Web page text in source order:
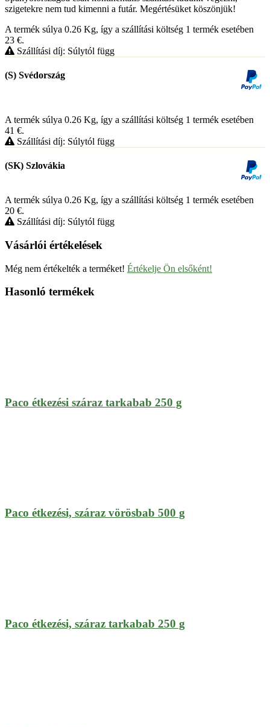
szigetekre nem tud kimenni a futár. Megértésüket köszönjük!
A termék súlya 0.26 Kg, így a szállítási költség 1 termék esetében
23 €.
Szállítási díj: Súlytól függ
(S) Svédország
A termék súlya 0.26 Kg, így a szállítási költség 1 termék esetében
41 €.
Szállítási díj: Súlytól függ
(SK) Szlovákia
A termék súlya 0.26 Kg, így a szállítási költség 1 termék esetében
20 €.
Szállítási díj: Súlytól függ
Vásárlói értékelések
Még nem értékelték a terméket! Értékelje Ön elsőként!
Hasonló termékek
Paco étkezési száraz tarkabab 250 g
Paco étkezési, száraz vörösbab 500 g
Paco étkezési, száraz tarkabab 250 g